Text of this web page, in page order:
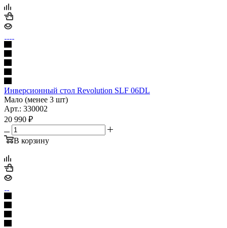
Инверсионный стол Revolution SLF 06DL
Мало (менее 3 шт)
Арт.: 330002
20 990 ₽
В корзину